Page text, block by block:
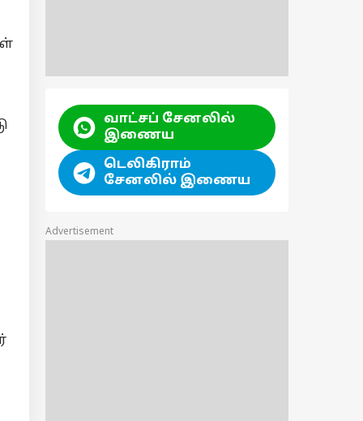
வாட்சப் சேனலில்
இணைய
டெலிகிராம்
சேனலில் இணைய
Advertisement